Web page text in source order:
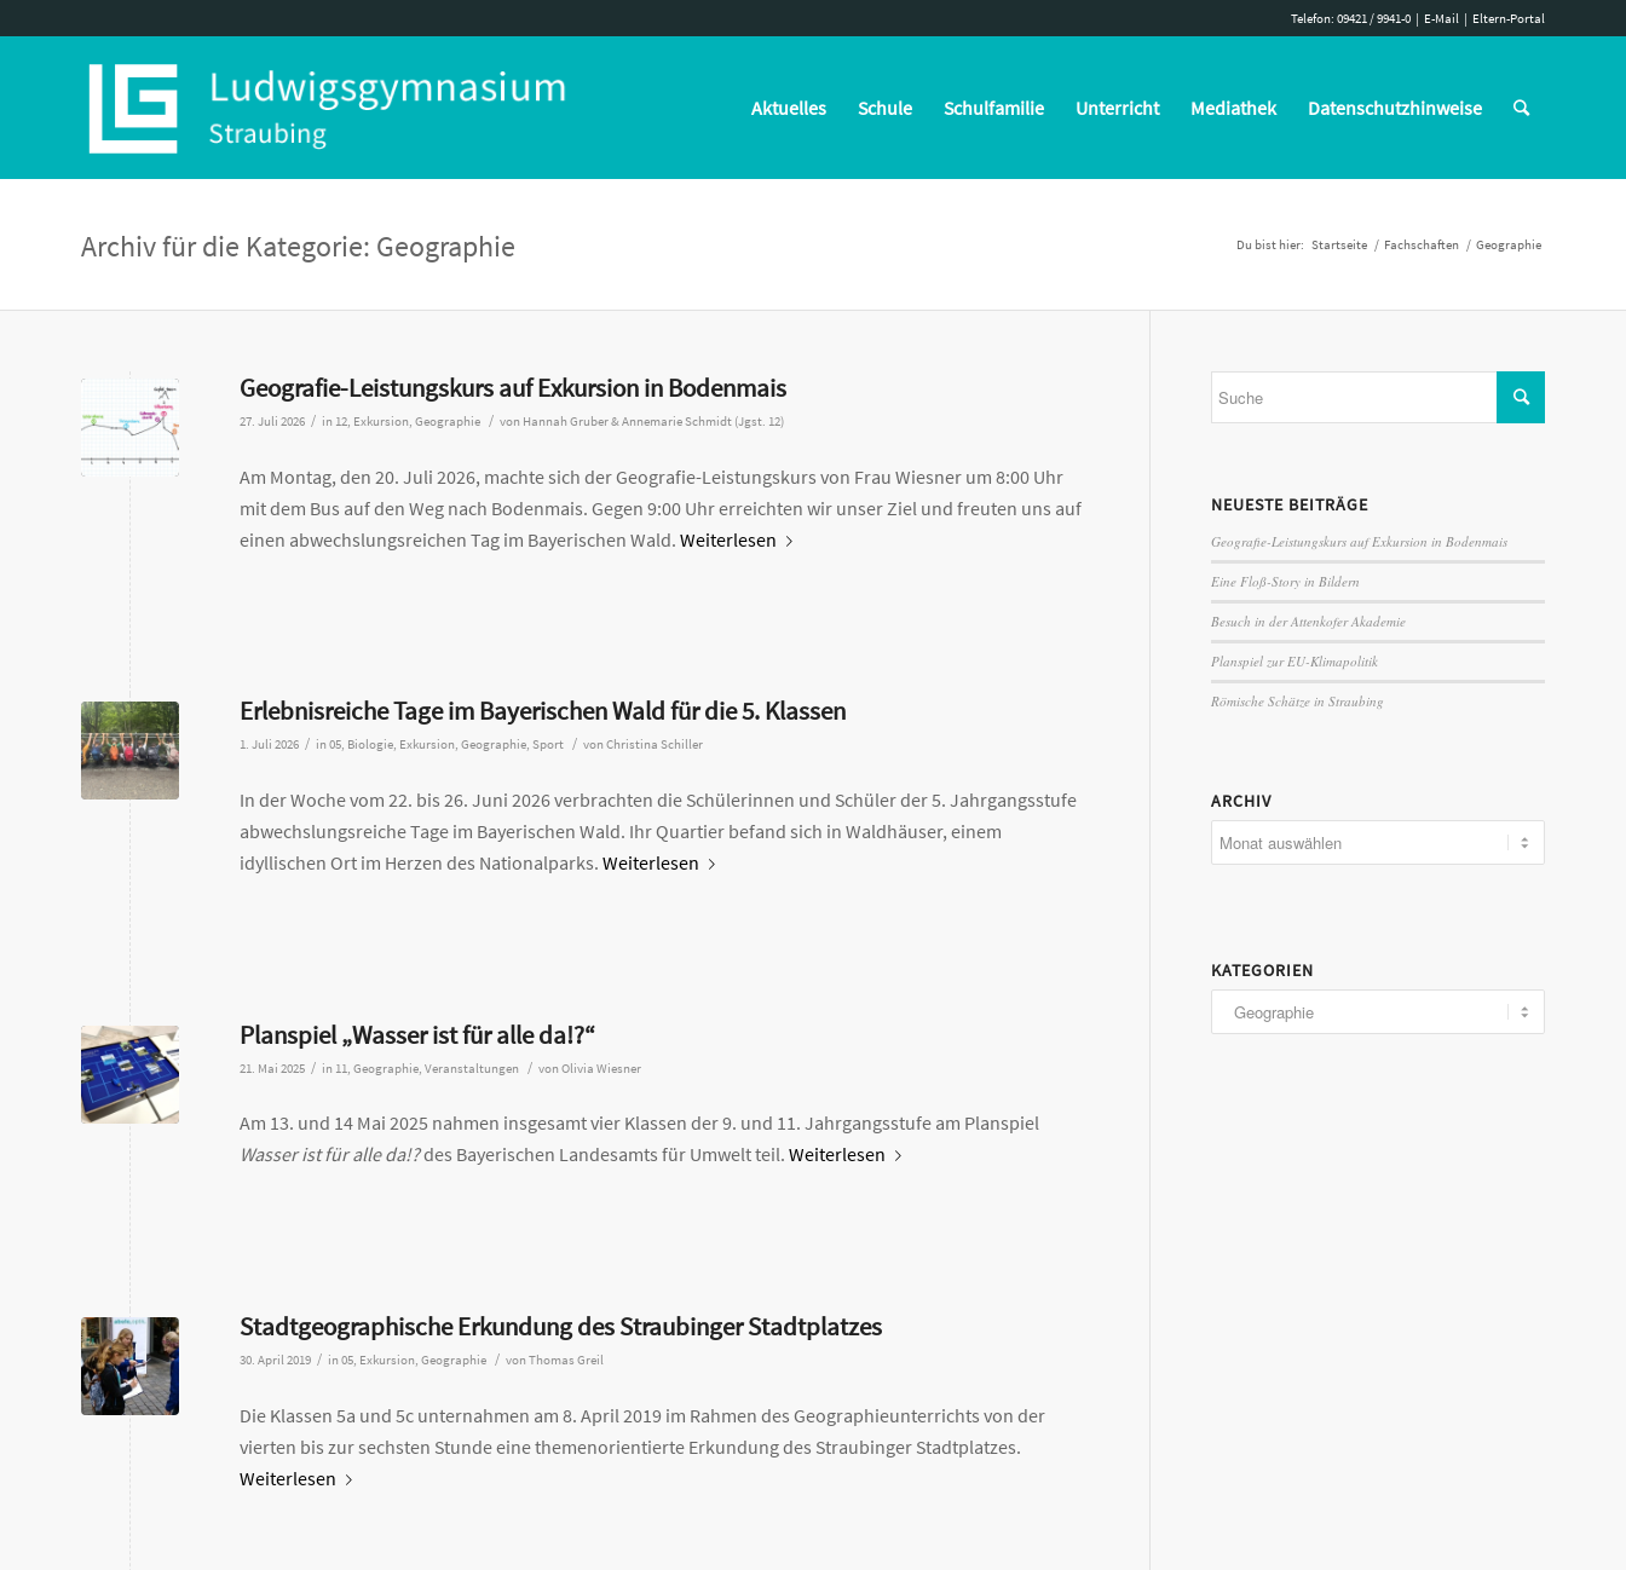
Telefon: 09421 / 9941-0 | E-Mail | Eltern-Portal
Aktuelles Schule Schulfamilie Unterricht Mediathek Datenschutzhinweise
Archiv für die Kategorie: Geographie Du bist hier: Startseite / Fachschaften / Geographie
Geografie-Leistungskurs auf Exkursion in Bodenmais
27. Juli 2026 / in 12, Exkursion, Geographie / von Hannah Gruber & Annemarie Schmidt (Jgst. 12)
Am Montag, den 20. Juli 2026, machte sich der Geografie-Leistungskurs von Frau Wiesner um 8:00 Uhr
mit dem Bus auf den Weg nach Bodenmais. Gegen 9:00 Uhr erreichten wir unser Ziel und freuten uns auf
einen abwechslungsreichen Tag im Bayerischen Wald. Weiterlesen
Erlebnisreiche Tage im Bayerischen Wald für die 5. Klassen
1. Juli 2026 / in 05, Biologie, Exkursion, Geographie, Sport / von ​Christina Schiller
In der Woche vom 22. bis 26. Juni 2026 verbrachten die Schülerinnen und Schüler der 5. Jahrgangsstufe
abwechslungsreiche Tage im Bayerischen Wald. Ihr Quartier befand sich in Waldhäuser, einem
idyllischen Ort im Herzen des Nationalparks. Weiterlesen
Planspiel „Wasser ist für alle da!?“
21. Mai 2025 / in 11, Geographie, Veranstaltungen / von Olivia Wiesner
Am 13. und 14 Mai 2025 nahmen insgesamt vier Klassen der 9. und 11. Jahrgangsstufe am Planspiel
Wasser ist für alle da!?des Bayerischen Landesamts für Umwelt teil. Weiterlesen
Stadtgeographische Erkundung des Straubinger Stadtplatzes
30. April 2019 / in 05, Exkursion, Geographie / von Thomas Greil
Die Klassen 5a und 5c unternahmen am 8. April 2019 im Rahmen des Geographieunterrichts von der
vierten bis zur sechsten Stunde eine themenorientierte Erkundung des Straubinger Stadtplatzes.
Weiterlesen
NEUESTE BEITRÄGE
Geografie-Leistungskurs auf Exkursion in Bodenmais
Eine Floß-Story in Bildern
Besuch in der Attenkofer Akademie
Planspiel zur EU-Klimapolitik
Römische Schätze in Straubing
ARCHIV
KATEGORIEN